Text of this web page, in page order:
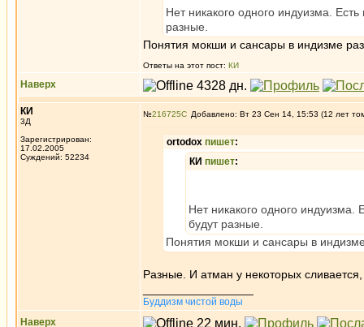
Нет никакого одного индуизма.
разные.
Понятия мокши и сансары в индизме
Ответы на этот пост: КИ
Наверх
КИ
3Д
Зарегистрирован:
17.02.2005
Суждений: 52234
№216725 Добавлено: Вт 23 Сен 14, 15:53 (12 лет
ortodox пишет:
КИ пишет:
Нет никакого одного индуизма.
будут разные.
Понятия мокши и сансары в
Разные. И атман у некоторых
Буддизм чистой воды
Наверх